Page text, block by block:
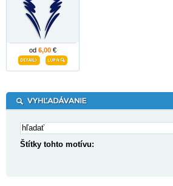
od 6,00 €
Štítky tohto motívu: